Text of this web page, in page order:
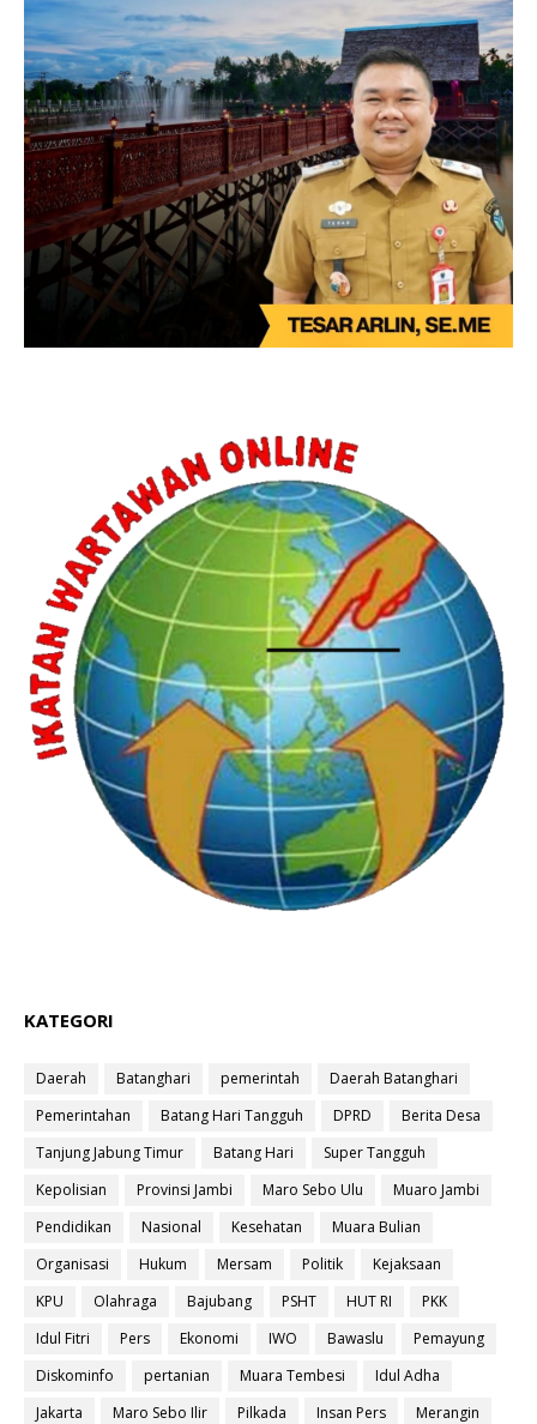
KATEGORI
Daerah Batanghari pemerintah
Daerah Batanghari
Pemerintahan
Batang Hari Tangguh DPRD
Berita Desa
Tanjung Jabung Timur
Batang Hari
Super Tangguh
Kepolisian
Provinsi Jambi Maro Sebo Ulu
Muaro Jambi
Pendidikan
Nasional Kesehatan
Muara Bulian
Organisasi
Hukum Mersam Politik
Kejaksaan
KPU
Olahraga Bajubang PSHT HUT RI
PKK
Idul Fitri
Pers Ekonomi IWO Bawaslu
Pemayung
Diskominfo
pertanian Muara Tembesi
Idul Adha
Jakarta
Maro Sebo Ilir Pilkada Insan Pers
Merangin